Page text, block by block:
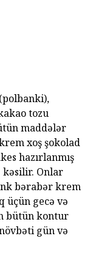
tozu
maddələr
xoş şokolad
hazırlanmış
kəsilir. Onlar
bərabər krem
üçün gecə və
bütün kontur
gün və